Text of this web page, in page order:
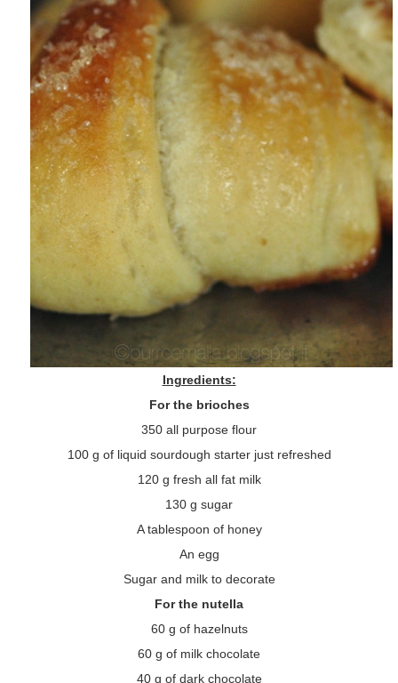
Ingredients:
For the brioches
350 all purpose flour
100 g of liquid sourdough starter just refreshed
120 g fresh all fat milk
130 g sugar
A tablespoon of honey
An egg
Sugar and milk to decorate
For the nutella
60 g of hazelnuts
60 g of milk chocolate
40 g of dark chocolate